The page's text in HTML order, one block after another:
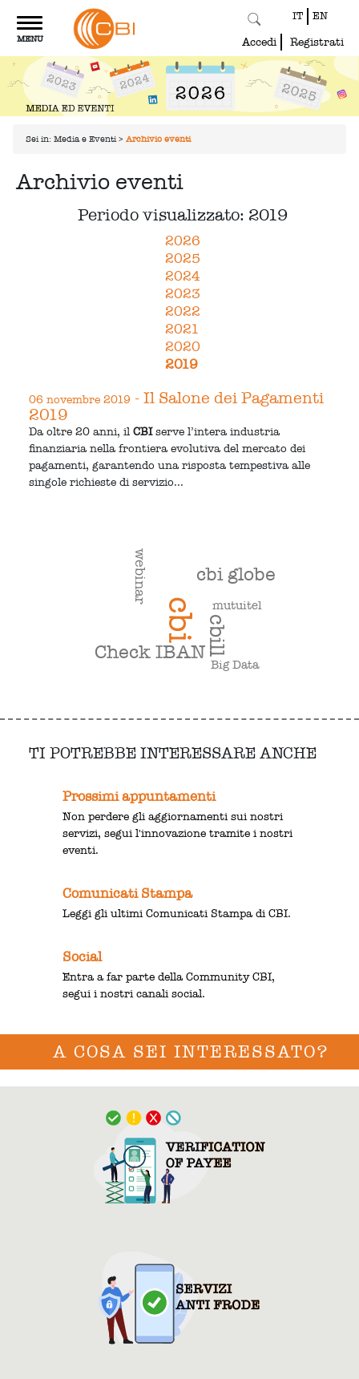
Toggle
navigation
MENU
IT EN
Accedi Registrati
Sei in: Media e Eventi > Archivio eventi
Archivio eventi
Periodo visualizzato: 2019
2026
2025
2024
2023
2022
2021
2020
2019
06 novembre 2019 - Il Salone dei Pagamenti
2019
Da oltre 20 anni, ilCBIserve l’intera industria
finanziaria nella frontiera evolutiva del mercato dei
pagamenti, garantendo una risposta tempestiva alle
singole richieste di servizio...
cbi cbill
cbi globe
Check IBAN
webinar
mutuitel
Big Data
TI POTREBBE INTERESSARE ANCHE
Prossimi appuntamenti
Non perdere gli aggiornamenti sui nostri
servizi, segui l'innovazione tramite i nostri
eventi.
Comunicati Stampa
Leggi gli ultimi Comunicati Stampa di CBI.
Social
Entra a far parte della Community CBI,
segui i nostri canali social.
A COSA SEI INTERESSATO?